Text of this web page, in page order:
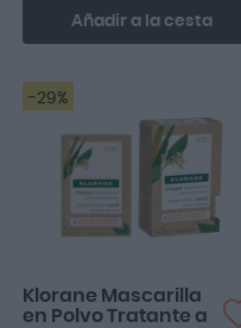
Añadir a la cesta
-29%
Klorane Mascarilla
en Polvo Tratante a